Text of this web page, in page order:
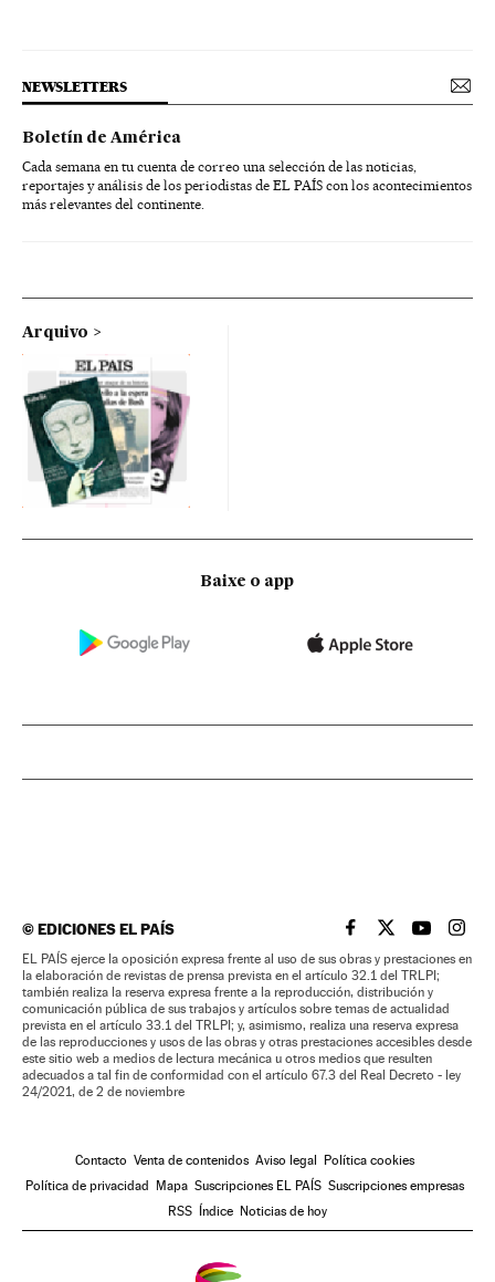
NEWSLETTERS
Boletín de América
Cada semana en tu cuenta de correo una selección de las noticias,
reportajes y análisis de los periodistas de EL PAÍS con los acontecimientos
más relevantes del continente.
Arquivo
Baixe o app
©EDICIONES EL PAÍS EL PAÍS BRASIL EN
EL PAÍSEL PAÍS
EL
EL PAÍS ejerce la oposición expresa frente al uso de sus obras y prestaciones en
la elaboración de revistas de prensa prevista en el artículo 32.1 del TRLPI;
también realiza la reserva expresa frente a la reproducción, distribución y
comunicación pública de sus trabajos y artículos sobre temas de actualidad
prevista en el artículo 33.1 del TRLPI; y, asimismo, realiza una reserva expresa
de las reproducciones y usos de las obras y otras prestaciones accesibles desde
este sitio web a medios de lectura mecánica u otros medios que resulten
adecuados a tal fin de conformidad con el artículo 67.3 del Real Decreto - ley
24/2021, de 2 de noviembre
Contacto Venta de contenidos Aviso legal Política cookies
Política de privacidad Mapa Suscripciones EL PAÍS Suscripciones empresas
RSS Índice Noticias de hoy